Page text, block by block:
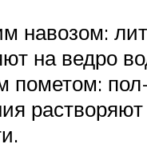
навозом:
на ведро
пометом: